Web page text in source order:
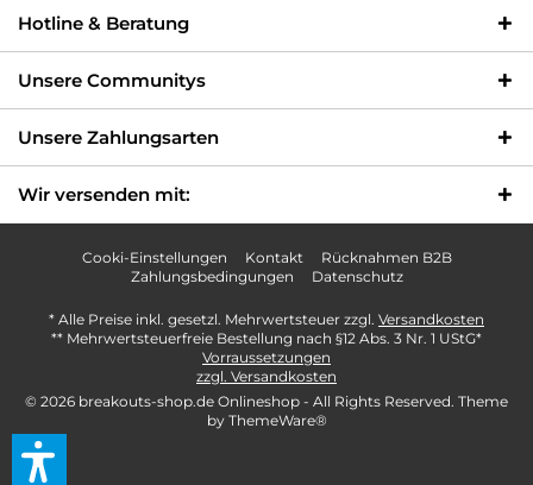
Hotline & Beratung
Unsere Communitys
Unsere Zahlungsarten
Wir versenden mit:
Cooki-Einstellungen Kontakt
Rücknahmen B2B
Zahlungsbedingungen
Datenschutz
* Alle Preise inkl. gesetzl. Mehrwertsteuer zzgl. Versandkosten
** Mehrwertsteuerfreie Bestellung nach §12 Abs. 3 Nr. 1 UStG*
Vorraussetzungen
zzgl. Versandkosten
© 2026 breakouts-shop.de Onlineshop - All Rights Reserved. Theme
by ThemeWare®